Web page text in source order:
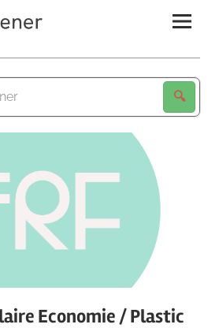
Economie / Plastic